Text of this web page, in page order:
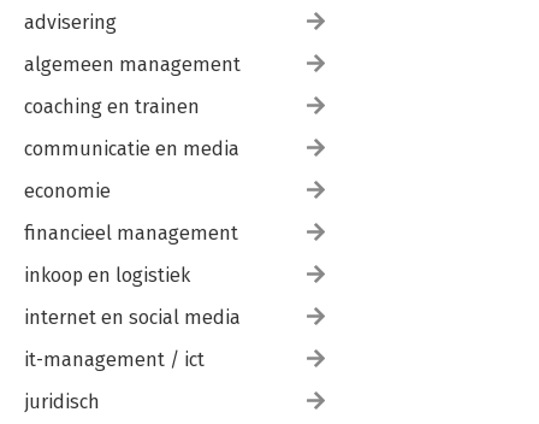
advisering
algemeen management
coaching en trainen
communicatie en media
economie
financieel management
inkoop en logistiek
internet en social media
it-management / ict
juridisch